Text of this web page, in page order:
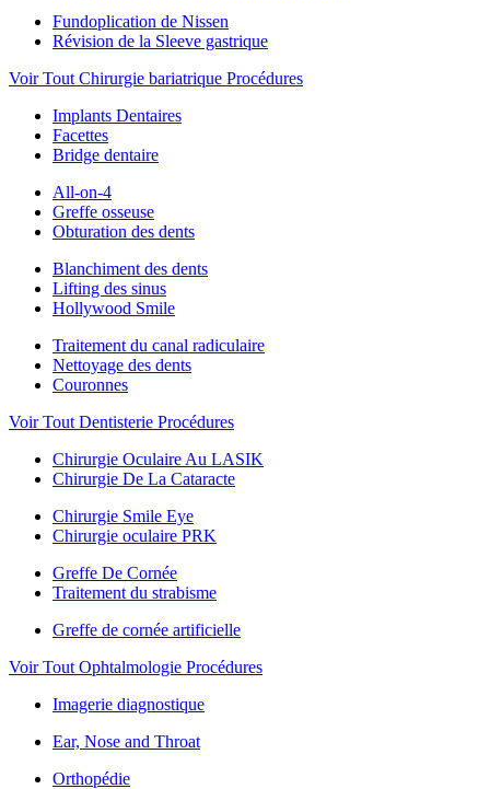
Fundoplication de Nissen
Révision de la Sleeve gastrique
Voir Tout Chirurgie bariatrique Procédures
Implants Dentaires
Facettes
Bridge dentaire
All-on-4
Greffe osseuse
Obturation des dents
Blanchiment des dents
Lifting des sinus
Hollywood Smile
Traitement du canal radiculaire
Nettoyage des dents
Couronnes
Voir Tout Dentisterie Procédures
Chirurgie Oculaire Au LASIK
Chirurgie De La Cataracte
Chirurgie Smile Eye
Chirurgie oculaire PRK
Greffe De Cornée
Traitement du strabisme
Greffe de cornée artificielle
Voir Tout Ophtalmologie Procédures
Imagerie diagnostique
Ear, Nose and Throat
Orthopédie